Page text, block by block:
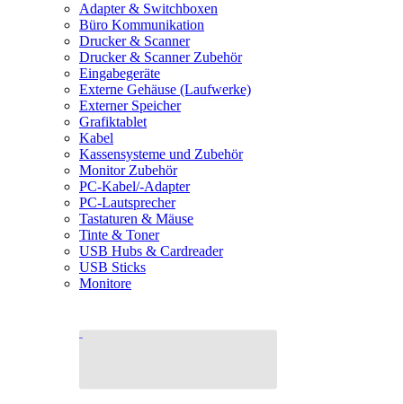
Adapter & Switchboxen
Büro Kommunikation
Drucker & Scanner
Drucker & Scanner Zubehör
Eingabegeräte
Externe Gehäuse (Laufwerke)
Externer Speicher
Grafiktablet
Kabel
Kassensysteme und Zubehör
Monitor Zubehör
PC-Kabel/-Adapter
PC-Lautsprecher
Tastaturen & Mäuse
Tinte & Toner
USB Hubs & Cardreader
USB Sticks
Monitore